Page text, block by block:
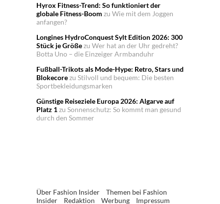
Hyrox Fitness-Trend: So funktioniert der
globale Fitness-Boom zu Wie mit dem Joggen
anfangen?
Longines HydroConquest Sylt Edition 2026: 300
Stück je Größezu Wer hat an der Uhr gedreht?
Botta Uno – die Einzeiger Armbanduhr
Fußball-Trikots als Mode-Hype: Retro, Stars und
Blokecorezu Stilvoll und bequem: Die besten
Sportbekleidungsmarken
Günstige Reiseziele Europa 2026: Algarve auf
Platz 1zu Sonnenschutz: So kommt man gesund
durch den Sommer
Über Fashion Insider
Themen bei Fashion
Insider
Redaktion Werbung
Impressum